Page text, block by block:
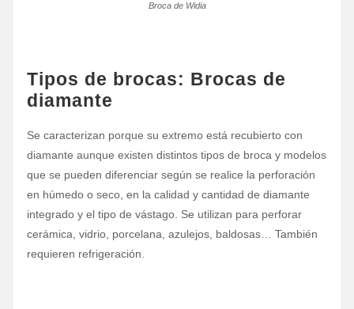
Broca de Widia
Tipos de brocas: Brocas de
diamante
Se caracterizan porque su extremo está recubierto con
diamante aunque existen distintos tipos de broca y modelos
que se pueden diferenciar según se realice la perforación
en húmedo o seco, en la calidad y cantidad de diamante
integrado y el tipo de vástago. Se utilizan para perforar
cerámica, vidrio, porcelana, azulejos, baldosas… También
requieren refrigeración.